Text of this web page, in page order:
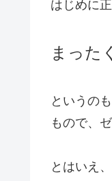
はじめに
まった
というの
もので、
とはいえ